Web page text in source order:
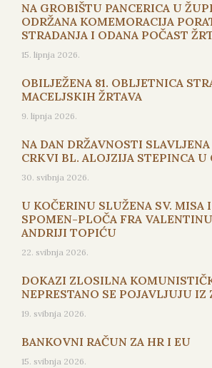
NA GROBIŠTU PANCERICA U
ODRŽANA KOMEMORACIJA
STRADANJA I ODANA POČAST
15. lipnja 2026.
OBILJEŽENA 81. OBLJETNICA
MACELJSKIH ŽRTAVA
9. lipnja 2026.
NA DAN DRŽAVNOSTI
CRKVI BL. ALOJZIJA STEPINCA
30. svibnja 2026.
U KOČERINU SLUŽENA SV. MISA
SPOMEN-PLOČA FRA
ANDRIJI TOPIĆU
22. svibnja 2026.
DOKAZI ZLOSILNA
NEPRESTANO SE POJAVLJUJU IZ
19. svibnja 2026.
BANKOVNI RAČUN ZA HR I EU
15. svibnja 2026.